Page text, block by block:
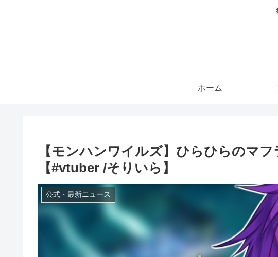
ホーム
【モンハンワイルズ】ひらひらのマ
【#vtuber /そりいら】
公式・最新ニュース